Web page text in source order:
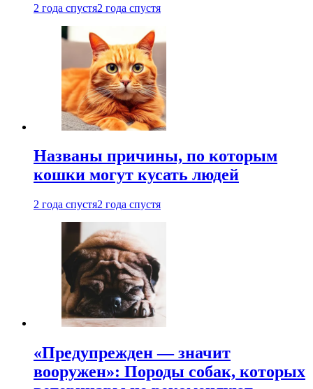
2 года спустя2 года спустя
Названы причины, по которым
кошки могут кусать людей
2 года спустя2 года спустя
«Предупрежден — значит
вооружен»: Породы собак, которых